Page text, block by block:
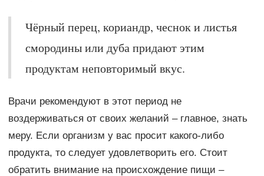
Чёрный перец, кориандр, чеснок и листья
смородины или дуба придают этим
продуктам неповторимый вкус.
Врачи рекомендуют в этот период не
воздерживаться от своих желаний – главное, знать
меру. Если организм у вас просит какого-либо
продукта, то следует удовлетворить его. Стоит
обратить внимание на происхождение пищи –